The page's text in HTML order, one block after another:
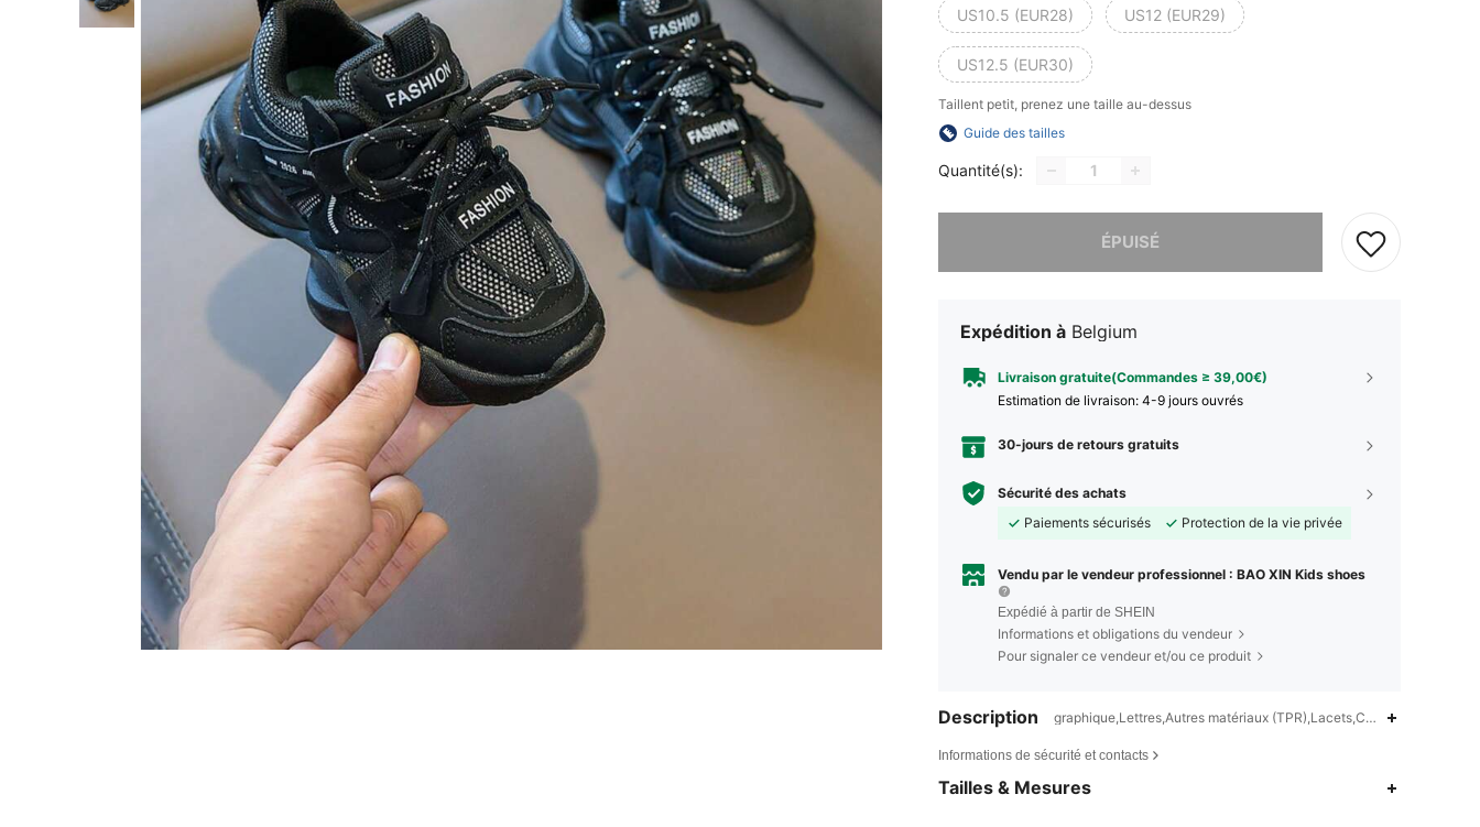
US10.5 (EUR28) US12 (EUR29)
US12.5 (EUR30)
Taillent petit, prenez une taille au-dessus
Guide des tailles
Quantité(s):
ÉPUISÉ
Expédition à Belgium
Livraison gratuite(Commandes ≥ 39,00€)
Estimation de livraison: 4-9 jours ouvrés
30-jours de retours gratuits
Sécurité des achats
Paiements sécurisés
Protection de la vie privée
Vendu par le vendeur professionnel : BAO XIN Kids shoes
Expédié à partir de SHEIN
Informations et obligations du vendeur
Pour signaler ce vendeur et/ou ce produit
Description graphique,Lettres,Autres matériaux (TPR),Lacets,Cordon
Informations de sécurité et contacts
Tailles & Mesures